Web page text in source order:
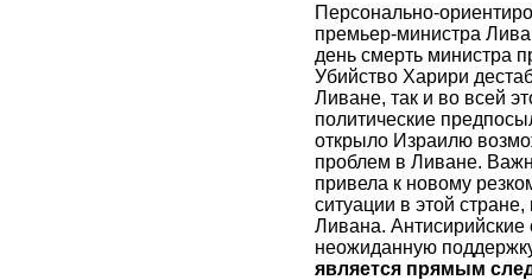
Персонально-
премьер-министра
день смерть министра
Убийство Харири
Ливане, так и во всей
политические
открыло Израилю
проблем в Ливане.
привела к новому
ситуации в этой
Ливана.
неожиданную
является прямым